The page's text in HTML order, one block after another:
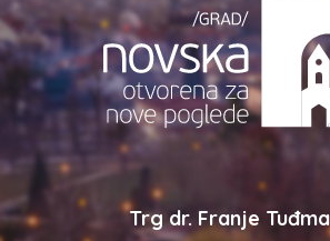
Trg dr. Franje